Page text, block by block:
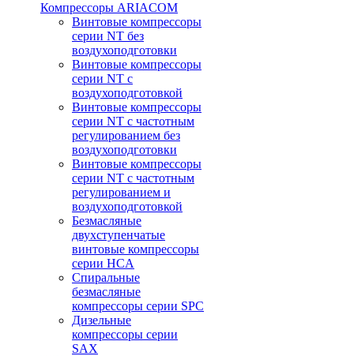
Компрессоры ARIACOM
Винтовые компрессоры
серии NT без
воздухоподготовки
Винтовые компрессоры
серии NT c
воздухоподготовкой
Винтовые компрессоры
серии NT с частотным
регулированием без
воздухоподготовки
Винтовые компрессоры
серии NT с частотным
регулированием и
воздухоподготовкой
Безмасляные
двухступенчатые
винтовые компрессоры
серии HCA
Спиральные
безмасляные
компрессоры серии SPC
Дизельные
компрессоры серии
SAX